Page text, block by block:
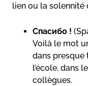
lien ou la solennité
Спасибо !
Voilà le mot
dans presque
l’école, dans
collègues.